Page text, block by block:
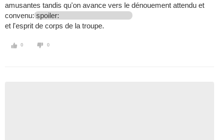
amusantes tandis qu'on avance vers le dénouement attendu et
convenu: spoiler:
et l'esprit de corps de la troupe.
0 0